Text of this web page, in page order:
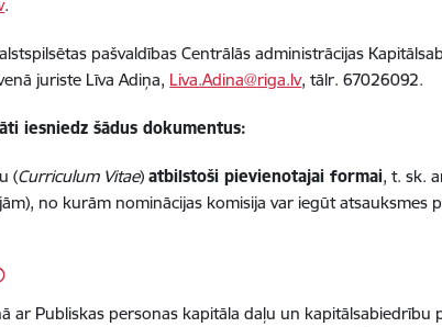
.
pašvaldības Centrālās administrācijas
juriste Līva Adiņa, Liva.Adina@riga.lv, tālr. 67026092.
iesniedz šādus dokumentus:
(Curriculum Vitae)atbilstoši pievienotajai formai, t. sk.
no kurām nominācijas komisija var iegūt atsauksmes
ar Publiskas personas kapitāla daļu un kapitālsabiedrību